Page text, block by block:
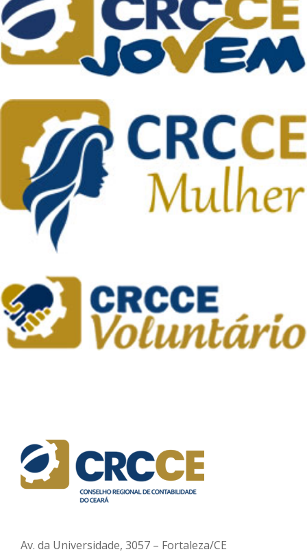
Av. da Universidade, 3057 – Fortaleza/CE